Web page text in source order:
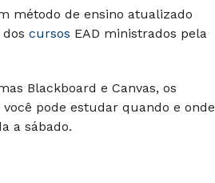
método de ensino atualizado
cursos EAD ministrados pela
Blackboard e Canvas, os
pode estudar quando e onde
a sábado.